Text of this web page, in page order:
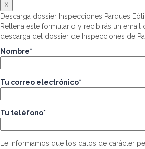
X
Descarga dossier Inspecciones Parques
Rellena este formulario y recibirás un email
descarga del dossier de Inspecciones de
Nombre*
Tu correo electrónico*
Tu teléfono*
Le informamos que los datos de carácter